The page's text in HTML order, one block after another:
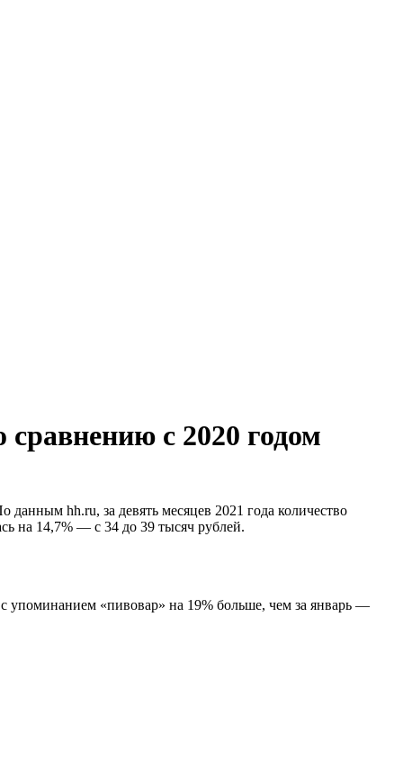
с 2020 годом
hh.ru, за девять месяцев 2021 года количество
на 14,7% — с 34 до 39 тысяч рублей.
упоминанием «пивовар» на 19% больше, чем за январь —